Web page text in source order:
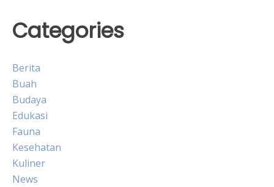
Categories
Berita
Buah
Budaya
Edukasi
Fauna
Kesehatan
Kuliner
News